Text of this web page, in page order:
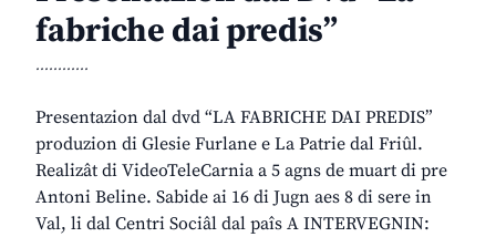
fabriche dai predis”
............
Presentazion dal dvd “LA FABRICHE DAI PREDIS”
produzion di Glesie Furlane e La Patrie dal Friûl.
Realizât di VideoTeleCarnia a 5 agns de muart di pre
Antoni Beline. Sabide ai 16 di Jugn aes 8 di sere in
Val, li dal Centri Sociâl dal paîs A INTERVEGNIN: